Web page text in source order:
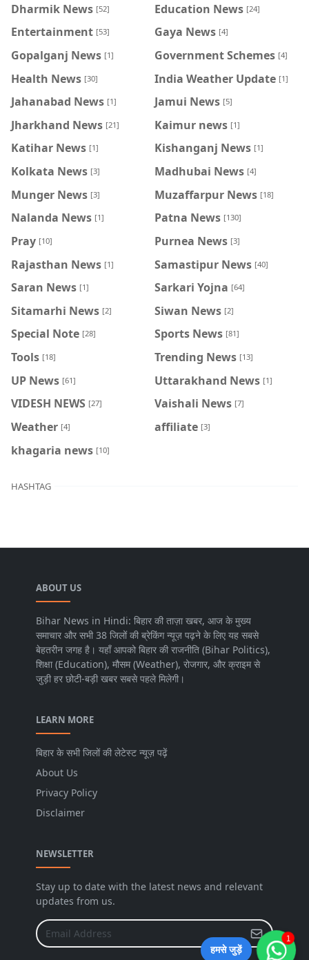
Dharmik News [52] Education News [24]
Entertainment [53] Gaya News [4]
Gopalganj News [1] Government Schemes [4]
Health News [30] India Weather Update [1]
Jahanabad News [1] Jamui News [5]
Jharkhand News [21] Kaimur news [1]
Katihar News [1] Kishanganj News [1]
Kolkata News [3] Madhubai News [4]
Munger News [3] Muzaffarpur News [18]
Nalanda News [1] Patna News [130]
Pray [10] Purnea News [3]
Rajasthan News [1] Samastipur News [40]
Saran News [1] Sarkari Yojna [64]
Sitamarhi News [2] Siwan News [2]
Special Note [28] Sports News [81]
Tools [18] Trending News [13]
UP News [61] Uttarakhand News [1]
VIDESH NEWS [27] Vaishali News [7]
Weather [4] affiliate [3]
khagaria news [10]
HASHTAG
ABOUT US
Bihar News in Hindi: बिहार की ताज़ा खबर, आज के मुख्य
समाचार और सभी 38 जिलों की ब्रेकिंग न्यूज़ पढ़ने के लिए यह सबसे
बेहतरीन जगह है। यहाँ आपको बिहार की राजनीति (Bihar Politics),
शिक्षा (Education), मौसम (Weather), रोजगार, और क्राइम से
जुड़ी हर छोटी-बड़ी खबर सबसे पहले मिलेगी।
LEARN MORE
बिहार के सभी जिलों की लेटेस्ट न्यूज़ पढ़ें
About Us
Privacy Policy
Disclaimer
NEWSLETTER
Stay up to date with the latest news and relevant
updates from us.
हमसे जुड़ें
1